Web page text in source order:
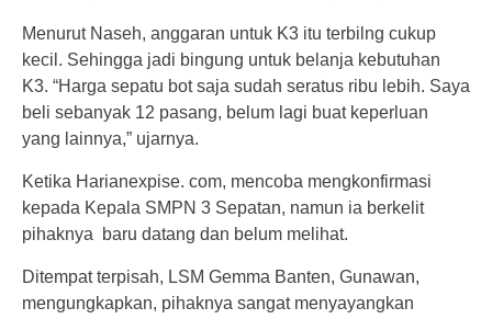
Menurut Naseh, anggaran untuk K3 itu terbilng cukup
kecil. Sehingga jadi bingung untuk belanja kebutuhan
K3. “Harga sepatu bot saja sudah seratus ribu lebih. Saya
beli sebanyak 12 pasang, belum lagi buat keperluan
yang lainnya,” ujarnya.
Ketika Harianexpise. com, mencoba mengkonfirmasi
kepada Kepala SMPN 3 Sepatan, namun ia berkelit
pihaknya baru datang dan belum melihat.
Ditempat terpisah, LSM Gemma Banten, Gunawan,
mengungkapkan, pihaknya sangat menyayangkan